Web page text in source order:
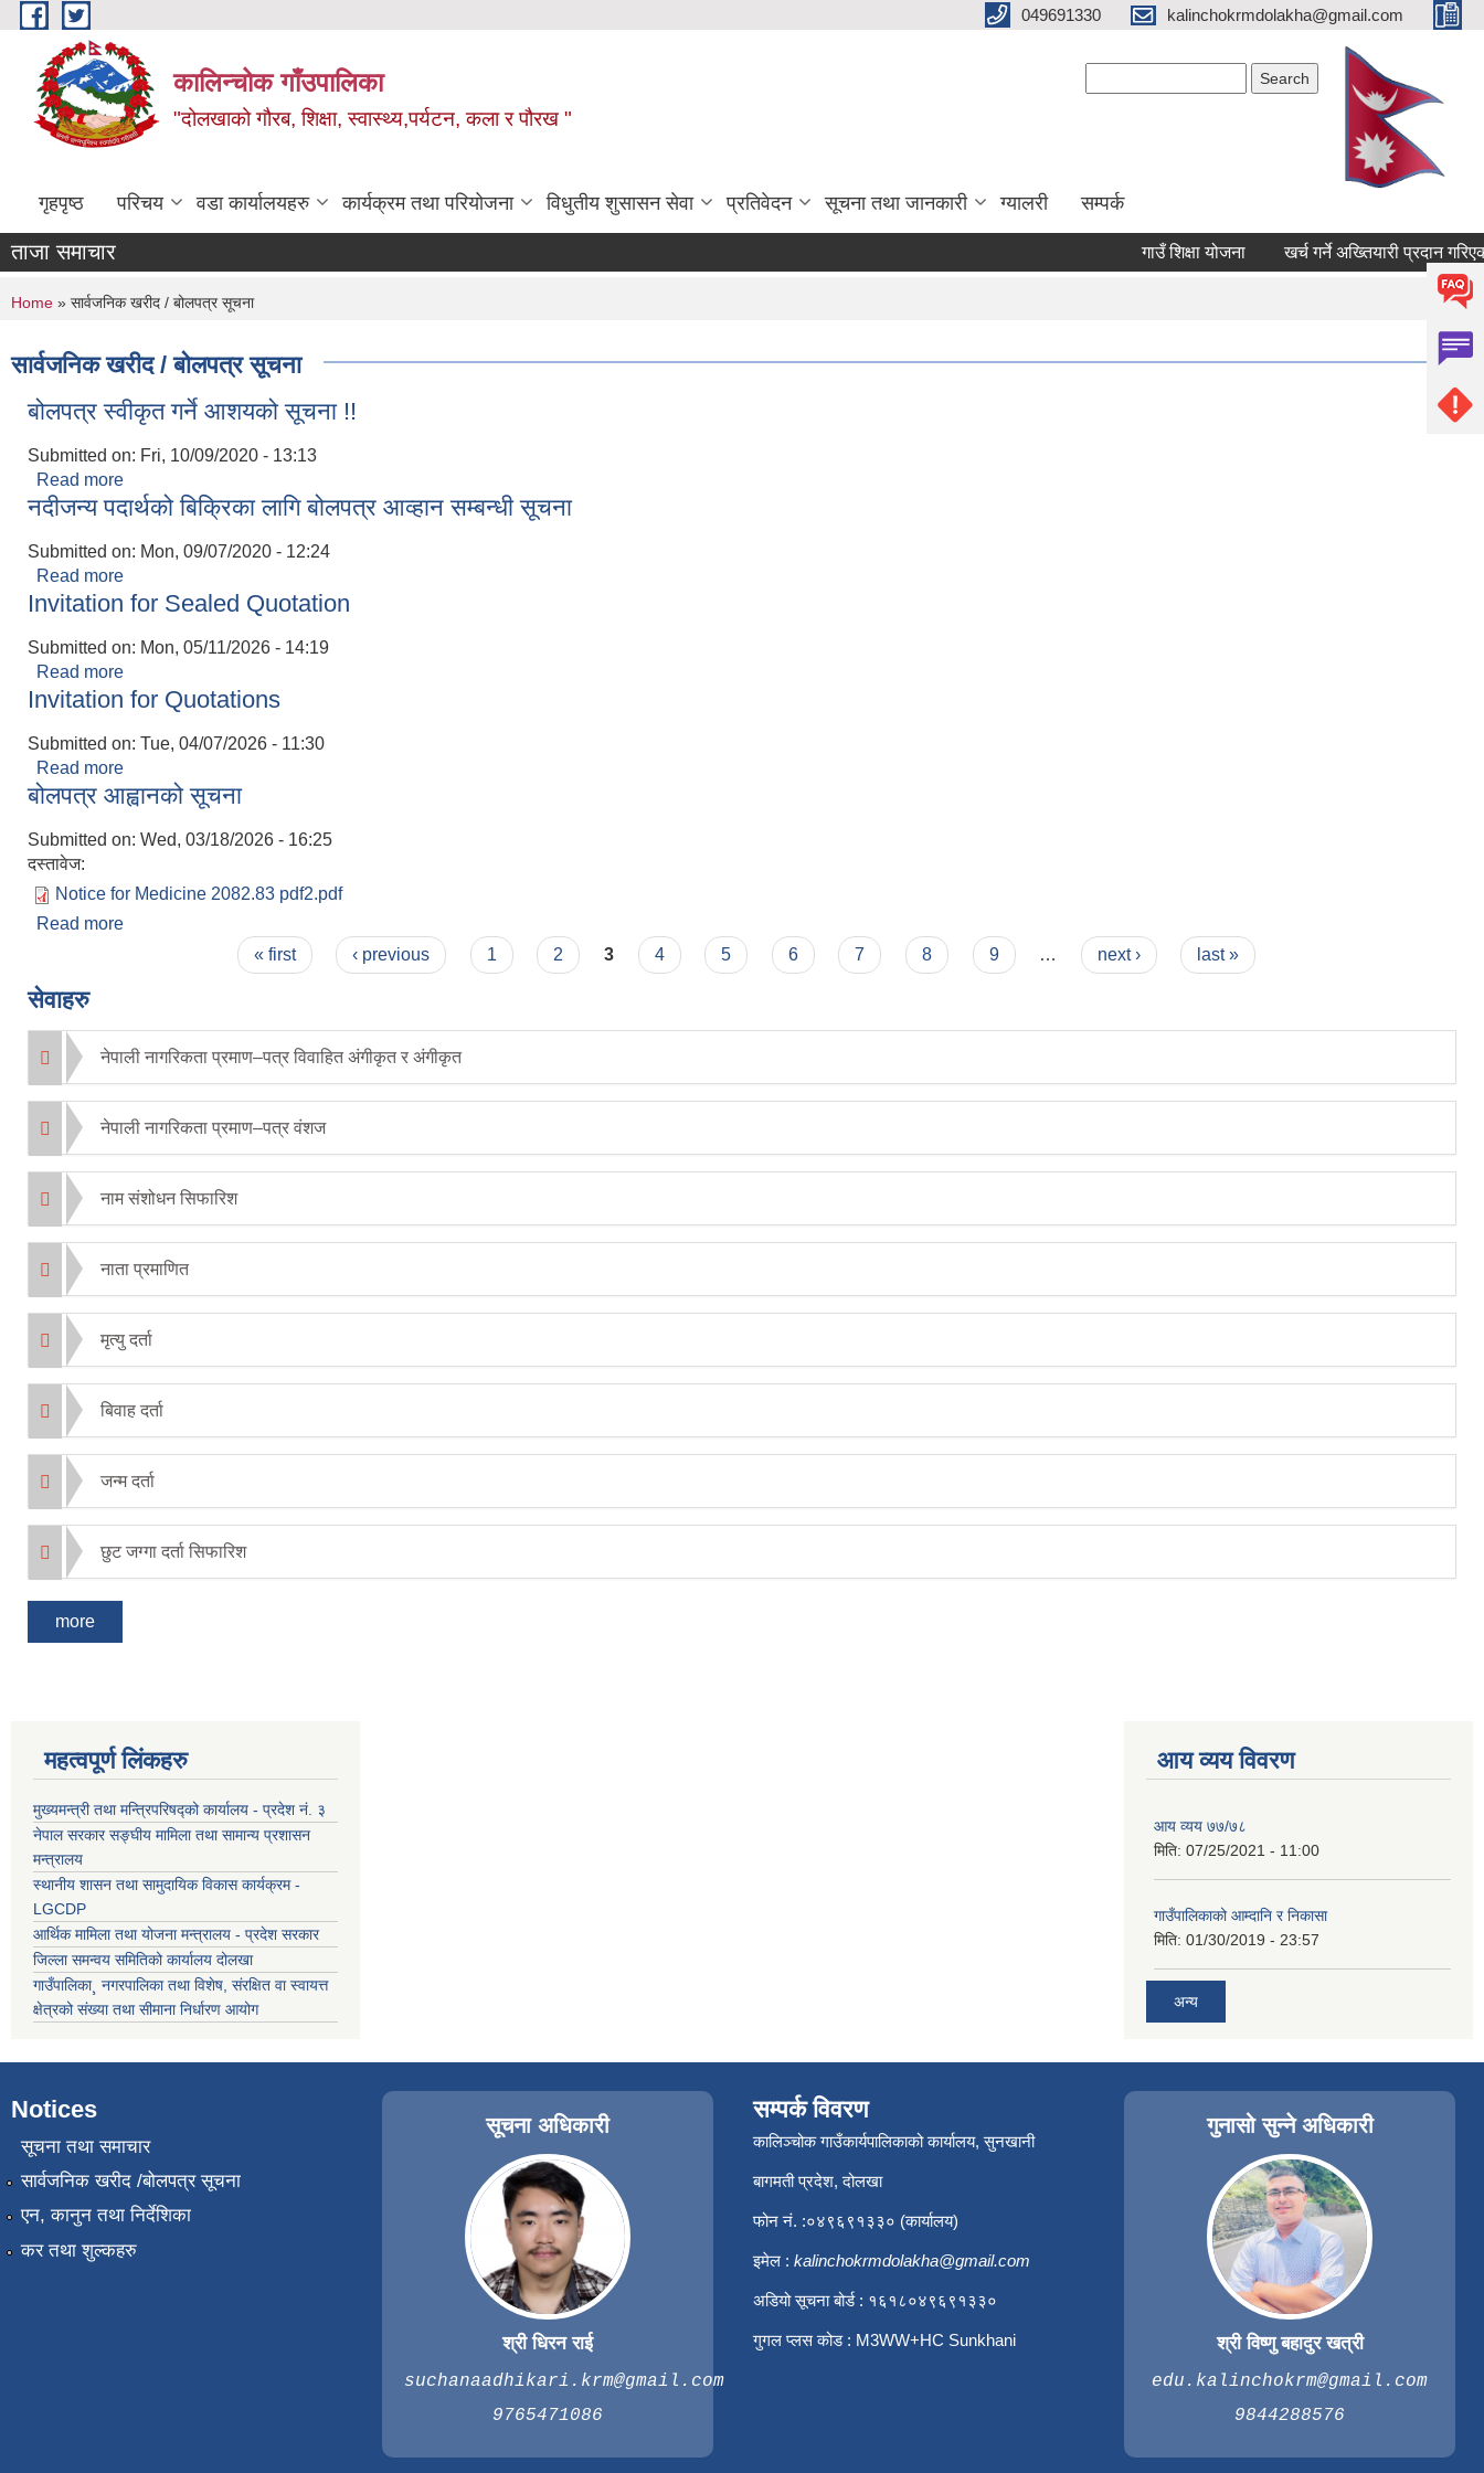
Skip to main content 049691330 kalinchokrmdolakha@gmail.com
कालिन्चोक गाँउपालिका
"दोलखाको गौरब, शिक्षा, स्वास्थ्य,पर्यटन, कला र पौरख "
गृहपृष्ठ परिचय वडा कार्यालयहरु कार्यक्रम तथा परियोजना विधुतीय शुसासन सेवा प्रतिवेदन सूचना तथा जानकारी ग्यालरी सम्पर्क
ताजा समाचार गाउँ शिक्षा योजना खर्च गर्ने अख्तियारी प्रदान
You are here
Home » सार्वजनिक खरीद / बोलपत्र सूचना
सार्वजनिक खरीद / बोलपत्र सूचना
बोलपत्र स्वीकृत गर्ने आशयको सूचना !!
Submitted on: Fri, 10/09/2020 - 13:13
Read more
नदीजन्य पदार्थको बिक्रिका लागि बोलपत्र आव्हान सम्बन्धी सूचना
Submitted on: Mon, 09/07/2020 - 12:24
Read more
Invitation for Sealed Quotation
Submitted on: Mon, 05/11/2026 - 14:19
Read more
Invitation for Quotations
Submitted on: Tue, 04/07/2026 - 11:30
Read more
बोलपत्र आह्वानको सूचना
Submitted on: Wed, 03/18/2026 - 16:25
दस्तावेज:
Notice for Medicine 2082.83 pdf2.pdf
Read more
« first ‹ previous 1 2 3 4 5 6 7 8 9 … next › last »
सेवाहरु
नेपाली नागरिकता प्रमाण–पत्र विवाहित अंगीकृत र अंगीकृत
नेपाली नागरिकता प्रमाण–पत्र वंशज
नाम संशोधन सिफारिश
नाता प्रमाणित
मृत्यु दर्ता
बिवाह दर्ता
जन्म दर्ता
छुट जग्गा दर्ता सिफारिश
more
महत्वपूर्ण लिंकहरु
मुख्यमन्त्री तथा मन्त्रिपरिषद्को कार्यालय - प्रदेश नं. ३
नेपाल सरकार सङ्घीय मामिला तथा सामान्य प्रशासन
मन्त्रालय
स्थानीय शासन तथा सामुदायिक विकास कार्यक्रम -
LGCDP
आर्थिक मामिला तथा योजना मन्त्रालय - प्रदेश सरकार
जिल्ला समन्वय समितिको कार्यालय दोलखा
गाउँपालिका¸ नगरपालिका तथा विशेष, संरक्षित वा स्वायत्त
क्षेत्रको संख्या तथा सीमाना निर्धारण आयोग
आय व्यय विवरण
आय व्यय ७७/७८
मिति: 07/25/2021 - 11:00
गाउँपालिकाको आम्दानि र निकासा
मिति: 01/30/2019 - 23:57
अन्य
Notices
सूचना तथा समाचार
सार्वजनिक खरीद /बोलपत्र सूचना
एन, कानुन तथा निर्देशिका
कर तथा शुल्कहरु
सूचना अधिकारी
श्री धिरन राई
suchanaadhikari.krm@gmail.com
9765471086
सम्पर्क विवरण
कालिञ्चोक गाउँकार्यपालिकाको कार्यालय, सुनखानी
बागमती प्रदेश, दोलखा
फोन नं. :०४९६९१३३० (कार्यालय)
इमेल : kalinchokrmdolakha@gmail.com
अडियो सूचना बोर्ड : १६१८०४९६९१३३०
गुगल प्लस कोड : M3WW+HC Sunkhani
गुनासो सुन्ने अधिकारी
श्री विष्णु बहादुर खत्री
edu.kalinchokrm@gmail.com
9844288576